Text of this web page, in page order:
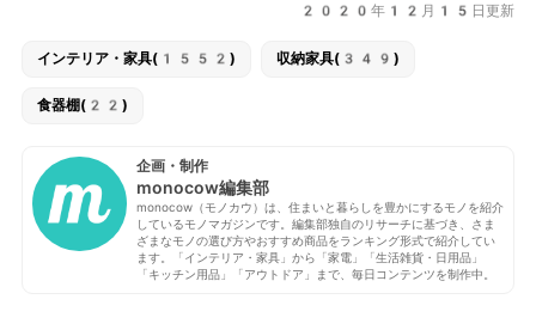
2020年12月15日更新
インテリア・家具(1552) 収納家具(349)
食器棚(22)
企画・制作
monocow編集部
monocow（モノカウ）は、住まいと暮らしを豊かにするモノを紹介
しているモノマガジンです。編集部独自のリサーチに基づき、さま
ざまなモノの選び方やおすすめ商品をランキング形式で紹介してい
ます。「インテリア・家具」から「家電」「生活雑貨・日用品」
「キッチン用品」「アウトドア」まで、毎日コンテンツを制作中。